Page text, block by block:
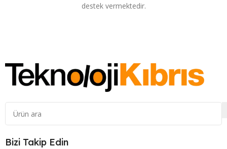
destek vermektedir.
Bizi Takip Edin